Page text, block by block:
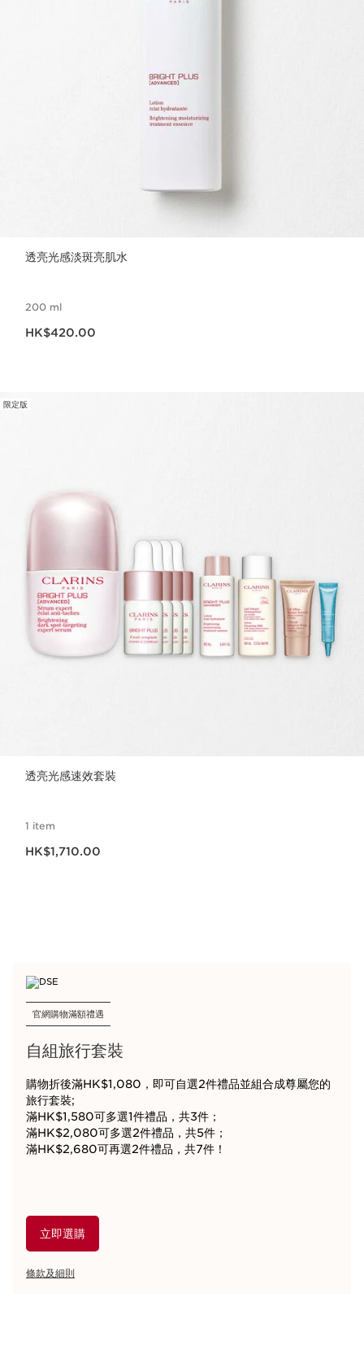
透亮光感淡斑亮肌水
200 ml
HK$420.00
限定版
透亮光感速效套裝
1 item
HK$1,710.00
官網購物滿額禮遇
自組旅行套裝
購物折後滿HK$1,080，即可自選2件禮品並組合成尊屬您的
旅行套裝;
滿HK$1,580可多選1件禮品，共3件；
滿HK$2,080可多選2件禮品，共5件；
滿HK$2,680可再選2件禮品，共7件！
立即選購
條款及細則